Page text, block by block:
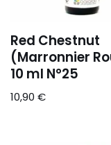
Red Chestnut
(Marronnier
10 ml N°25
10,90 €